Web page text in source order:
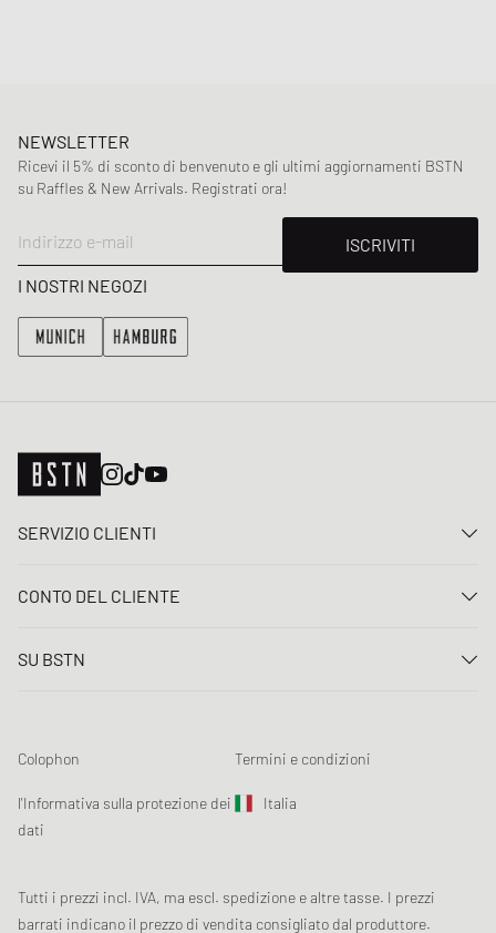
NEWSLETTER
Ricevi il 5% di sconto di benvenuto e gli ultimi aggiornamenti BSTN
su Raffles & New Arrivals. Registrati ora!
Indirizzo e-mail
ISCRIVITI
I NOSTRI NEGOZI
SERVIZIO CLIENTI
FAQ
Loyalty Program
Sicurezza del prodotto
CONTO DEL CLIENTE
Registro
Registrazione alla newsletter
Tracciamento dati
SU BSTN
Chronicles
Sustainability
Affiliates
Sconto studenti: EDiU
Colophon Termini e condizioni
l'Informativa sulla protezione dei
dati
Italia
Tutti i prezzi incl. IVA, ma escl. spedizione e altre tasse. I prezzi
barrati indicano il prezzo di vendita consigliato dal produttore.